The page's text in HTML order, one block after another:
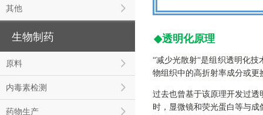
其他
生物制药
原料
内毒素检测
药物生产
◆透明化原理
“减少光散射“是组织透明化
物组织中的高折射率成分或
过去也曾基于该原理开发过
时，显微镜和荧光蛋白等与